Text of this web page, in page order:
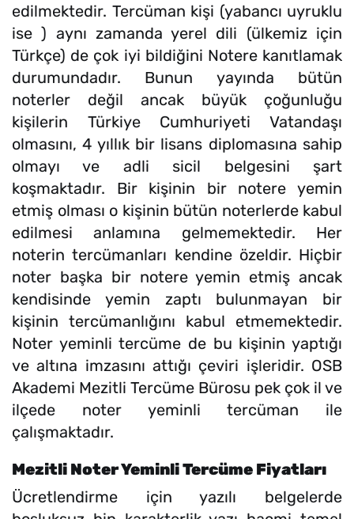
edilmektedir. Tercüman kişi (yabancı uyruklu
ise ) aynı zamanda yerel dili (ülkemiz için
Türkçe) de çok iyi bildiğini Notere kanıtlamak
durumundadır. Bunun yayında bütün
noterler değil ancak büyük çoğunluğu
kişilerin Türkiye Cumhuriyeti Vatandaşı
olmasını, 4 yıllık bir lisans diplomasına sahip
olmayı ve adli sicil belgesini şart
koşmaktadır. Bir kişinin bir notere yemin
etmiş olması o kişinin bütün noterlerde kabul
edilmesi anlamına gelmemektedir. Her
noterin tercümanları kendine özeldir. Hiçbir
noter başka bir notere yemin etmiş ancak
kendisinde yemin zaptı bulunmayan bir
kişinin tercümanlığını kabul etmemektedir.
Noter yeminli tercüme de bu kişinin yaptığı
ve altına imzasını attığı çeviri işleridir. OSB
Akademi Mezitli Tercüme Bürosu pek çok il ve
ilçede noter yeminli tercüman ile
çalışmaktadır.
Mezitli Noter Yeminli Tercüme Fiyatları
Ücretlendirme için yazılı belgelerde